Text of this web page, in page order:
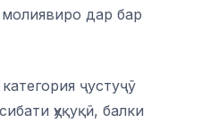
молиявиро дар бар
ҷустуҷӯ
ҳуқуқӣ, балки